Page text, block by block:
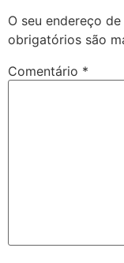
O seu endereço
obrigatórios são
Comentário *